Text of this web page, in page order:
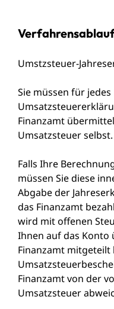
Umstzsteuer-
Sie müssen für
Finanzamt
Umsatzsteuer selbst.
Falls Ihre
müssen Sie diese
Abgabe der
das Finanzamt
wird mit offenen
Ihnen auf das Konto
Finanzamt mitgeteilt
Finanzamt von der
Umsatzsteuer